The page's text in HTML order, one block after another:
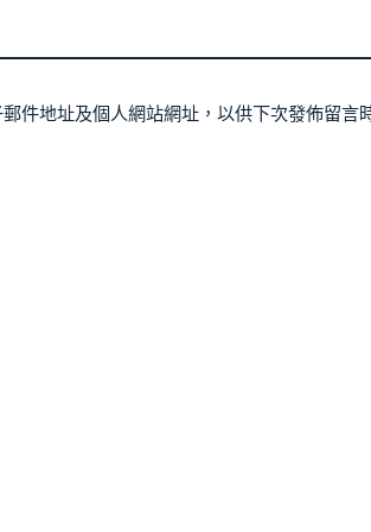
件地址及個人網站網址，以供下次發佈留言